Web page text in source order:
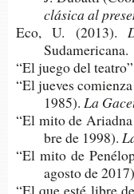
clá­si­ca al
Eco, U. (2013).
Sudamericana.
“El juego del
“El jue­ves
1985).La
“El mito de
bre de 1998).
“El mito de
agos­to de
“El que esté libre